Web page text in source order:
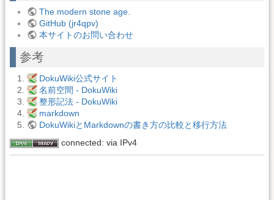
The modern stone age.
GitHub (jr4qpv)
本サイトのお問い合わせ
参考
DokuWiki公式サイト
名前空間 - DokuWiki
整形記法 - DokuWiki
markdown
DokuWikiとMarkdownの書き方の比較と移行方法
connected: via IPv4